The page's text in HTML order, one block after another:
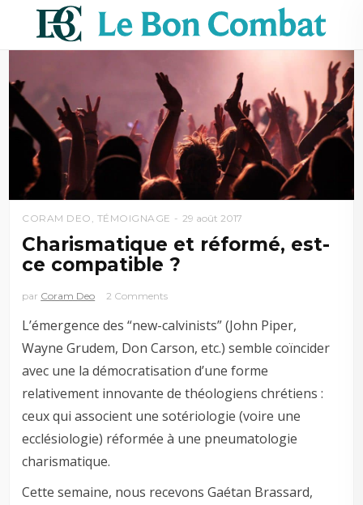
CORAM DEO , TÉMOIGNAGE 29 août 2017
Charismatique et réformé, est-
ce compatible ?
par Coram Deo 2 Comments
L’émergence des “new-calvinists” (John Piper,
Wayne Grudem, Don Carson, etc.) semble coïncider
avec une la démocratisation d’une forme
relativement innovante de théologiens chrétiens :
ceux qui associent une sotériologie (voire une
ecclésiologie) réformée à une pneumatologie
charismatique.
Cette semaine, nous recevons Gaétan Brassard,